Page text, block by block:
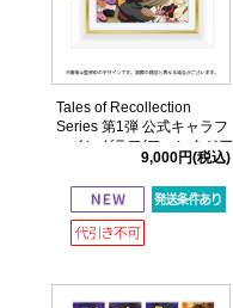
Tales of Recollection
Series 第1弾 公式キャラフ
ァイングラフ(ファンタジア
9,000円(税込)